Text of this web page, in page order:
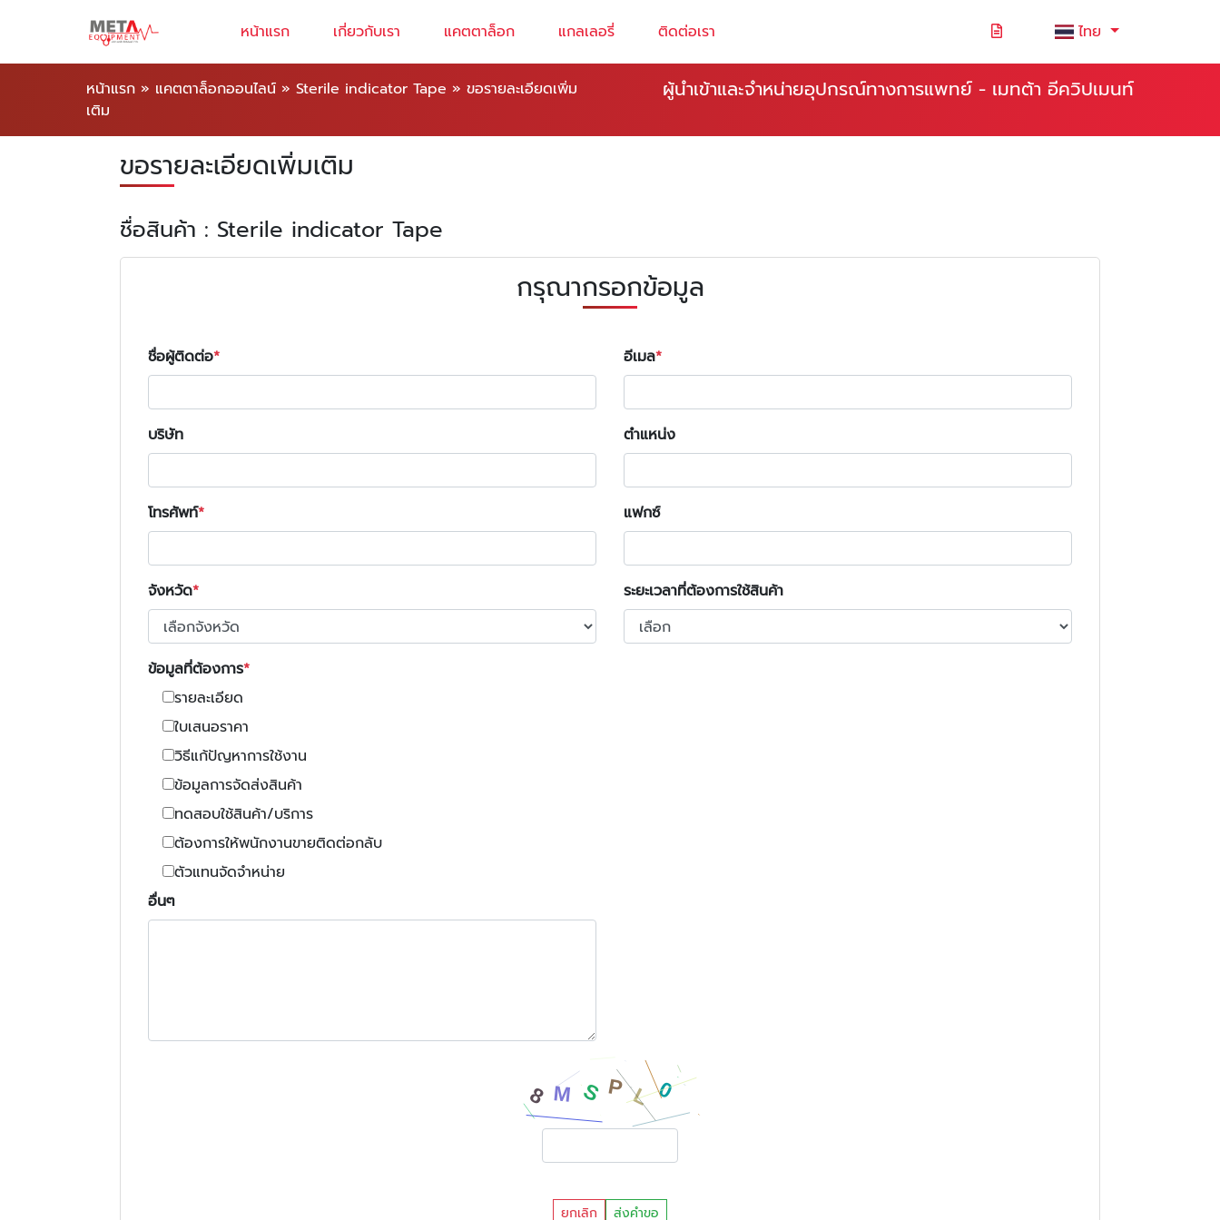
หน้าแรก เกี่ยวกับเรา แคตตาล็อก แกลเลอรี่ ติดต่อเรา ไทย
หน้าแรก » แคตตาล็อกออนไลน์ » Sterile indicator Tape » ขอรายละเอียดเพิ่ม
เติม
ผู้นำเข้าและจำหน่ายอุปกรณ์ทางการแพทย์ - เมทต้า อีควิปเมนท์
ขอรายละเอียดเพิ่มเติม
ชื่อสินค้า : Sterile indicator Tape
กรุณากรอกข้อมูล
ชื่อผู้ติดต่อ อีเมล
บริษัท ตำแหน่ง
โทรศัพท์ แฟกซ์
จังหวัด ระยะเวลาที่ต้องการใช้สินค้า
ข้อมูลที่ต้องการ
รายละเอียด
ใบเสนอราคา
วิธีแก้ปัญหาการใช้งาน
ข้อมูลการจัดส่งสินค้า
ทดสอบใช้สินค้า/บริการ
ต้องการให้พนักงานขายติดต่อกลับ
ตัวแทนจัดจำหน่าย
อื่นๆ
ยกเลิก ส่งคำขอ